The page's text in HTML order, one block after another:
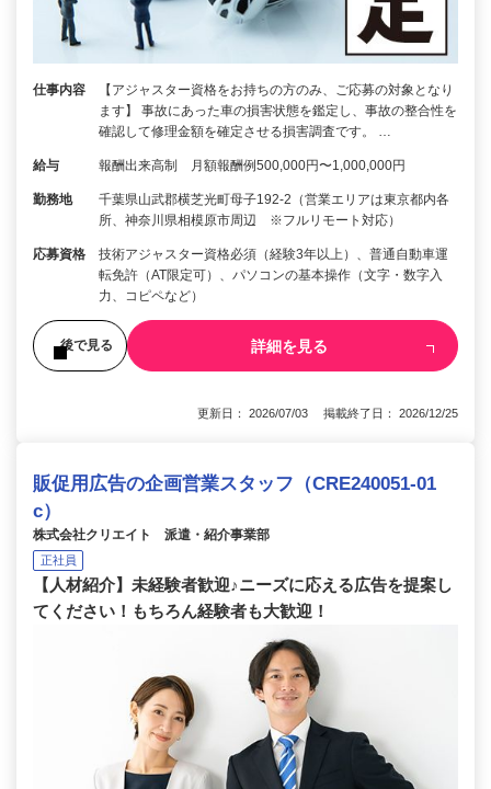
仕事内容
【アジャスター資格をお持ちの方のみ、ご応募の対象となり
ます】 事故にあった車の損害状態を鑑定し、事故の整合性を
確認して修理金額を確定させる損害調査です。 …
給与 報酬出来高制 月額報酬例500,000円〜1,000,000円
勤務地
千葉県山武郡横芝光町母子192-2（営業エリアは東京都内各
所、神奈川県相模原市周辺 ※フルリモート対応）
応募資格
技術アジャスター資格必須（経験3年以上）、普通自動車運
転免許（AT限定可）、パソコンの基本操作（文字・数字入
力、コピペなど）
後で見る 詳細を見る
更新日： 2026/07/03 掲載終了日： 2026/12/25
販促用広告の企画営業スタッフ（CRE240051-01
c）
株式会社クリエイト 派遣・紹介事業部
正社員
【人材紹介】未経験者歓迎♪ニーズに応える広告を提案し
てください！もちろん経験者も大歓迎！